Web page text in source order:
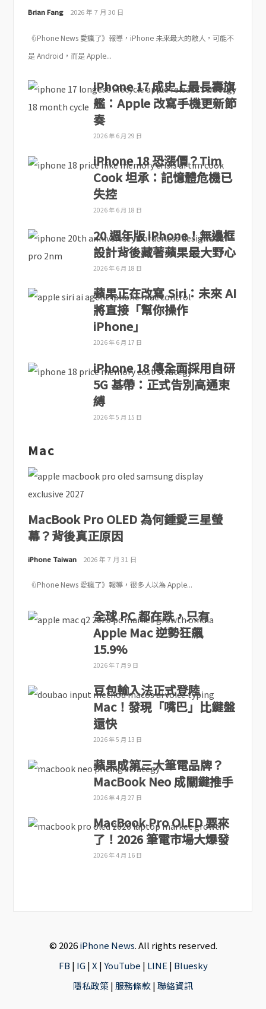
Brian Fang 2026 年 7 月 30 日
《iPhone News 愛瘋了》報導，iPhone 未來最大的敵人，可能不
是 Android，而是 Apple...
iPhone 17 成史上最長壽旗
艦：Apple 改寫手機更新節
奏
2026 年 6 月 29 日
iPhone 18 恐漲價？Tim
Cook 坦承：記憶體危機已
失控
2026 年 6 月 18 日
20 週年版 iPhone！無邊框
設計背後藏著蘋果最大野心
2026 年 6 月 18 日
蘋果正在改寫 Siri：未來 AI
將直接「幫你操作
iPhone」
2026 年 6 月 17 日
iPhone 18 傳全面採用自研
5G 基帶：正式告別高通束
縛
2026 年 5 月 15 日
Mac
MacBook Pro OLED 為何鍾愛三星螢
幕？背後真正原因
iPhone Taiwan 2026 年 7 月 31 日
《iPhone News 愛瘋了》報導，很多人以為 Apple...
全球 PC 都在跌，只有
Apple Mac 逆勢狂飆
15.9%
2026 年 7 月 9 日
豆包輸入法正式登陸
Mac！發現「嘴巴」比鍵盤
還快
2026 年 5 月 13 日
蘋果成第三大筆電品牌？
MacBook Neo 成關鍵推手
2026 年 4 月 27 日
MacBook Pro OLED 要來
了！2026 筆電市場大爆發
2026 年 4 月 16 日
© 2026iPhone News. All rights reserved.
FB | IG|X |YouTube | LINE | Bluesky
隱私政策| 服務條款|聯絡資訊